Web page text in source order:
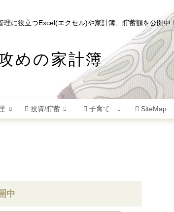
理に役立つExcel(エクセル)や家計簿、貯蓄額を公開中
めの家計簿
投資/貯蓄 子育て SiteMap
中